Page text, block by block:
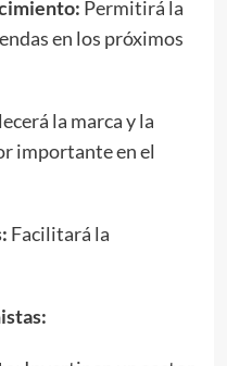
Permitirá la
en los próximos
la marca y la
importante en el
Facilitará la
: